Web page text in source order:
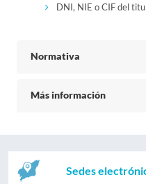
DNI, NIE o CIF del
Normativa
Más información
Sedes